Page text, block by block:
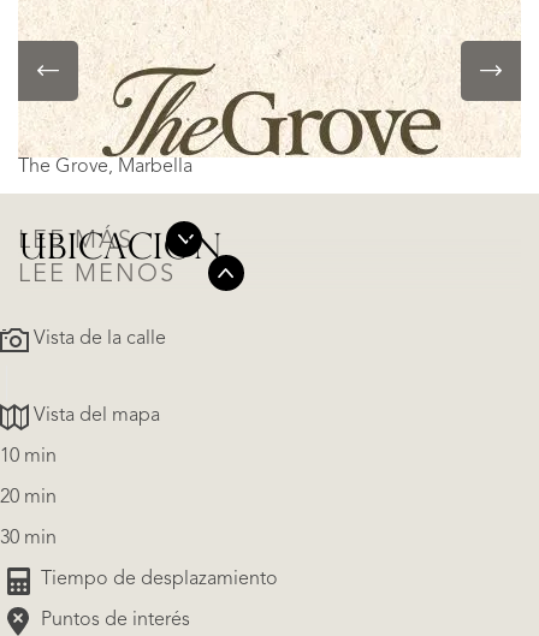
UBICACIÓN
The Grove, Marbella
LEE MÁS
LEE MENOS
UBICACIÓN
Vista de la calle
Vista del mapa
10 min
20 min
30 min
Tiempo de desplazamiento
Puntos de interés